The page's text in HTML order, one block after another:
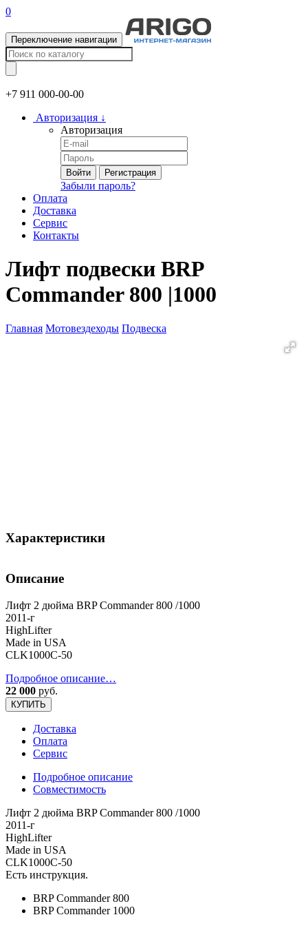
0
Переключение навигации
+7 911 000-00-00
Авторизация ↓
Авторизация
Войти Регистрация
Забыли пароль?
Оплата
Доставка
Сервис
Контакты
Лифт подвески BRP
Commander 800 |1000
Главная Мотовездеходы Подвеска
Характеристики
Описание
Лифт 2 дюйма BRP Commander 800 /1000
2011-г
HighLifter
Made in USA
CLK1000C-50
Подробное описание…
22 000 руб.
КУПИТЬ
Доставка
Оплата
Сервис
Подробное описание
Совместимость
Лифт 2 дюйма BRP Commander 800 /1000
2011-г
HighLifter
Made in USA
CLK1000C-50
Есть инструкция.
BRP Commander 800
BRP Commander 1000